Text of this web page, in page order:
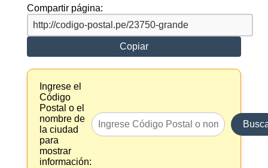
Compartir página:
Copiar
Ingrese el
Código
Postal o el
nombre de
la ciudad
para
mostrar
información: